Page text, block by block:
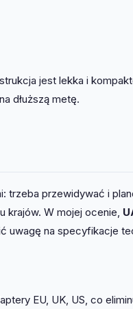
jest lekka i
dłuższą metę.
trzeba przewidywać i
krajów. W mojej ocenie,
uwagę na specyfikacje
EU, UK, US, co